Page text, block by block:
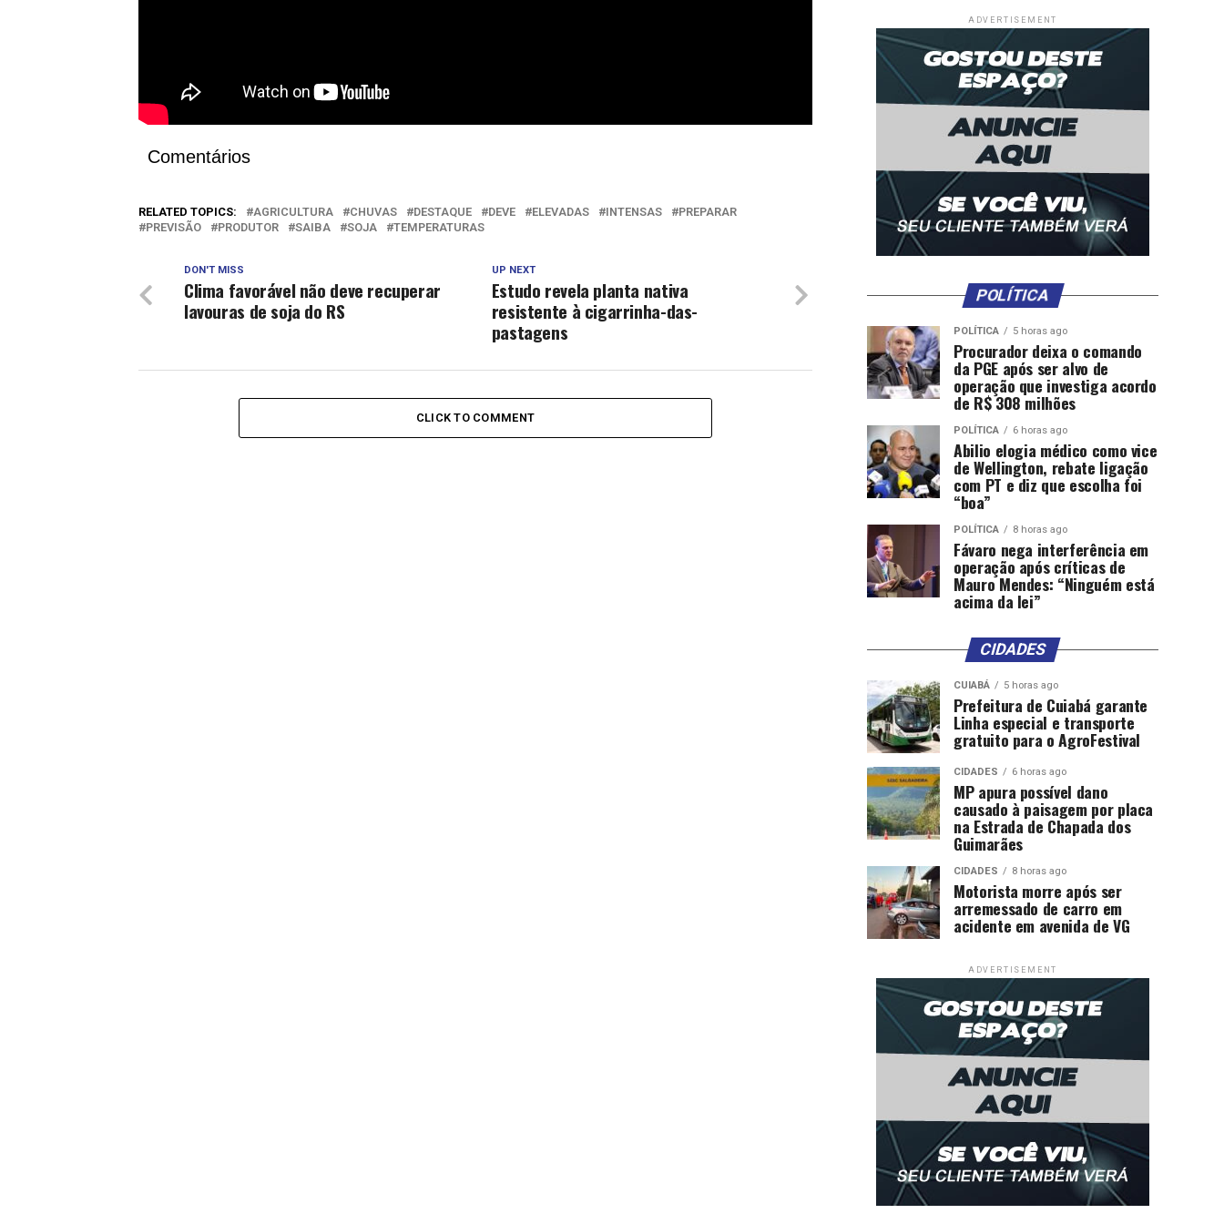
Comentários
RELATED TOPICS: AGRICULTURA CHUVAS DESTAQUE DEVE ELEVADAS INTENSAS
PREPARAR
PREVISÃO
PRODUTOR SAIBA SOJA TEMPERATURAS
UP NEXT
Estudo revela planta nativa
resistente à cigarrinha-das-
pastagens
DON'T MISS
Clima favorável não deve recuperar
lavouras de soja do RS
CLICK TO COMMENT
ADVERTISEMENT
POLÍTICA
POLÍTICA 5 horas ago
Procurador deixa o comando
da PGE após ser alvo de
operação que investiga acordo
de R$ 308 milhões
POLÍTICA 6 horas ago
Abilio elogia médico como vice
de Wellington, rebate ligação
com PT e diz que escolha foi
“boa”
POLÍTICA 8 horas ago
Fávaro nega interferência em
operação após críticas de
Mauro Mendes: “Ninguém está
acima da lei”
CIDADES
CUIABÁ 5 horas ago
Prefeitura de Cuiabá garante
Linha especial e transporte
gratuito para o AgroFestival
CIDADES 6 horas ago
MP apura possível dano
causado à paisagem por placa
na Estrada de Chapada dos
Guimarães
CIDADES 8 horas ago
Motorista morre após ser
arremessado de carro em
acidente em avenida de VG
ADVERTISEMENT